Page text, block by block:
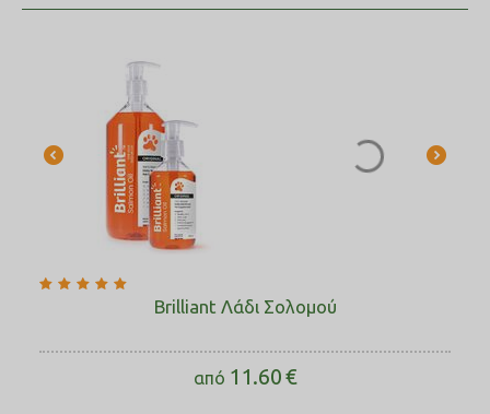
Brilliant Λάδι Σολομού
από 11.60€